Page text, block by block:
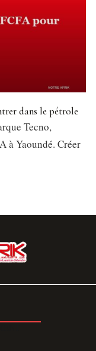
dans le pétrole
Tecno,
à Yaoundé. Créer